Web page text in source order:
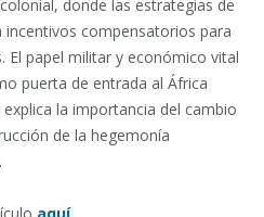
donde las estrategias de
compensatorios para
El papel militar y económico vital
puerta de entrada al África
la importancia del cambio
de la hegemonía